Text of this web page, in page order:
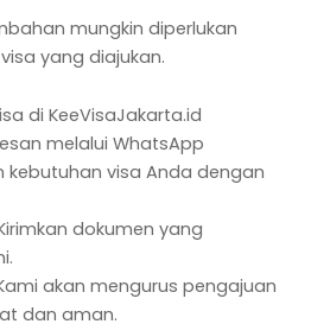
mungkin diperlukan
yang diajukan.
di KeeVisaJakarta.id
melalui WhatsApp
kebutuhan visa Anda dengan
dokumen yang
akan mengurus pengajuan
dan aman.